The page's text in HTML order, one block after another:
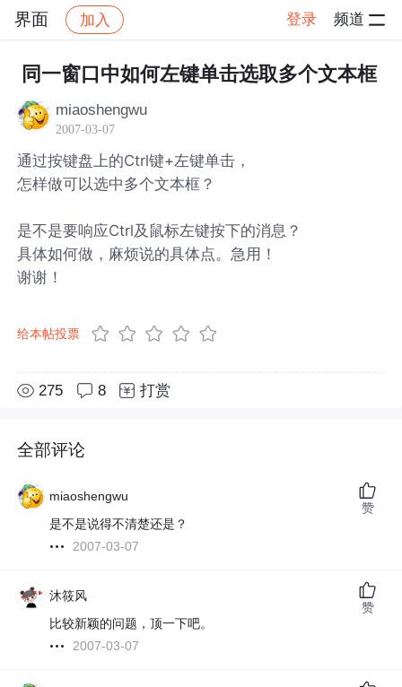
界面 加入 登录 频道
社区 界面 帖子详情
同一窗口中如何左键单击选取多个文本框
miaoshengwu
2007-03-07
通过按键盘上的Ctrl键+左键单击，
怎样做可以选中多个文本框？
是不是要响应Ctrl及鼠标左键按下的消息？
具体如何做，麻烦说的具体点。急用！
谢谢！
给本帖投票
275 8 打赏
全部评论
miaoshengwu
是不是说得不清楚还是？
2007-03-07
赞
沐筱风
比较新颖的问题，顶一下吧。
2007-03-07
赞